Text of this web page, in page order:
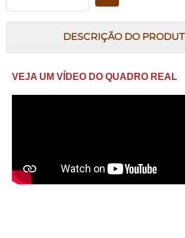
DESCRIÇÃO DO
VEJA UM VÍDEO DO QUADRO REAL